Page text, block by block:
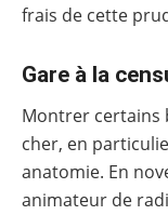
frais de cette
Gare à la
Montrer certains
cher, en
anatomie. En
animateur de